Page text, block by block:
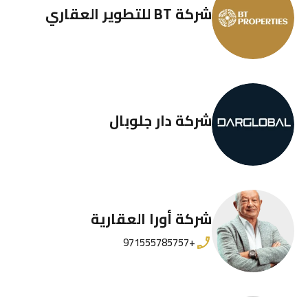
شركة BT للتطوير العقاري
شركة دار جلوبال
شركة أورا العقارية
+971555785757